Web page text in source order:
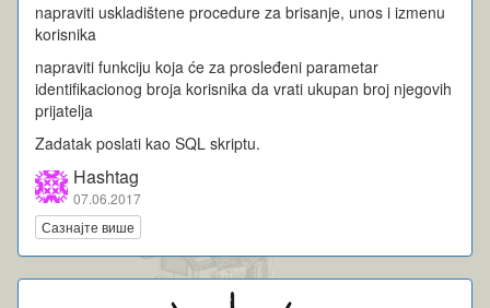
napraviti uskladištene procedure za brisanje, unos i izmenu
korisnika
napraviti funkciju koja će za prosleđeni parametar
identifikacionog broja korisnika da vrati ukupan broj njegovih
prijatelja
Zadatak poslati kao SQL skriptu.
Hashtag
07.06.2017
Сазнајте више